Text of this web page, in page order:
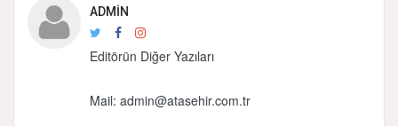
ADMIN
Editörün Diğer Yazıları
Mail: admin@atasehir.com.tr